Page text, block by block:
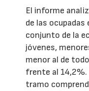
El informe
de las
conjunto de la
jóvenes,
menor al de
frente al 14,2%.
tramo